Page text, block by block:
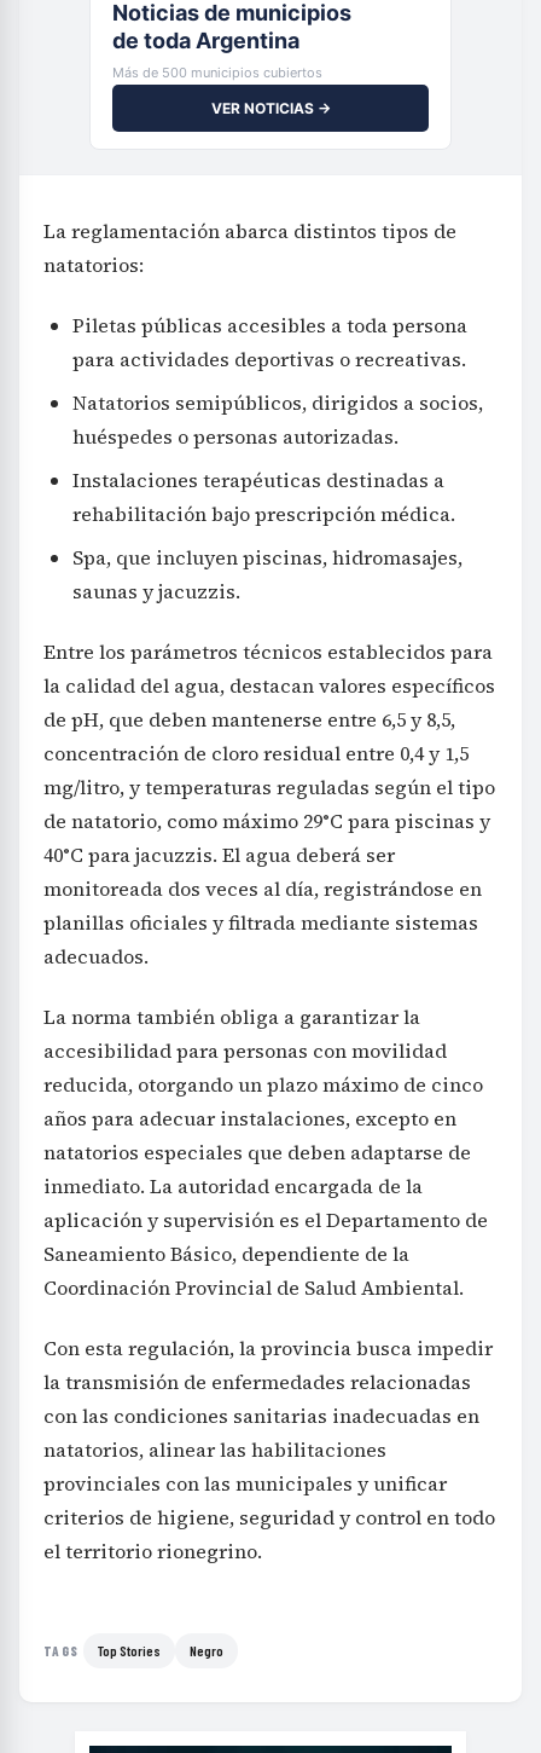
Noticias de municipios
de toda Argentina
Más de 500 municipios cubiertos
VER NOTICIAS →
La reglamentación abarca distintos tipos de
natatorios:
Piletas públicas accesibles a toda persona
para actividades deportivas o recreativas.
Natatorios semipúblicos, dirigidos a socios,
huéspedes o personas autorizadas.
Instalaciones terapéuticas destinadas a
rehabilitación bajo prescripción médica.
Spa, que incluyen piscinas, hidromasajes,
saunas y jacuzzis.
Entre los parámetros técnicos establecidos para
la calidad del agua, destacan valores específicos
de pH, que deben mantenerse entre 6,5 y 8,5,
concentración de cloro residual entre 0,4 y 1,5
mg/litro, y temperaturas reguladas según el tipo
de natatorio, como máximo 29°C para piscinas y
40°C para jacuzzis. El agua deberá ser
monitoreada dos veces al día, registrándose en
planillas oficiales y filtrada mediante sistemas
adecuados.
La norma también obliga a garantizar la
accesibilidad para personas con movilidad
reducida, otorgando un plazo máximo de cinco
años para adecuar instalaciones, excepto en
natatorios especiales que deben adaptarse de
inmediato. La autoridad encargada de la
aplicación y supervisión es el Departamento de
Saneamiento Básico, dependiente de la
Coordinación Provincial de Salud Ambiental.
Con esta regulación, la provincia busca impedir
la transmisión de enfermedades relacionadas
con las condiciones sanitarias inadecuadas en
natatorios, alinear las habilitaciones
provinciales con las municipales y unificar
criterios de higiene, seguridad y control en todo
el territorio rionegrino.
TAGS Top Stories Negro